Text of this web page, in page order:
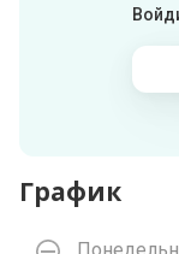
График